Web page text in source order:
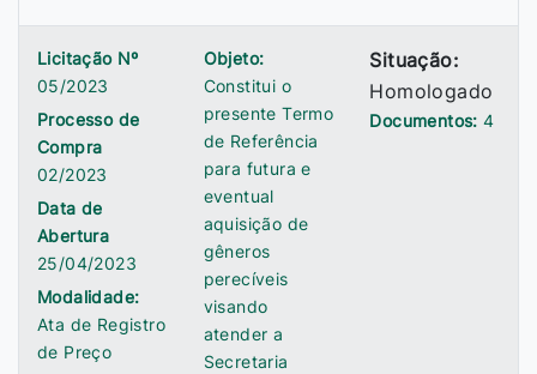
Licitação Nº
05/2023
Processo de
Compra
02/2023
Data de
Abertura
25/04/2023
Modalidade:
Ata de Registro
de Preço
Objeto:
Constitui o
presente Termo
de Referência
para futura e
eventual
aquisição de
gêneros
perecíveis
visando
atender a
Secretaria
Situação:
Homologado
Documentos:4